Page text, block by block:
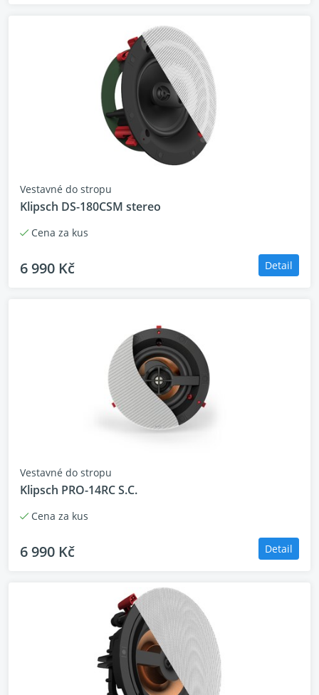
Vestavné do stropu
Klipsch DS-180CSM stereo
Cena za kus
6 990 Kč Detail
Vestavné do stropu
Klipsch PRO-14RC S.C.
Cena za kus
6 990 Kč Detail